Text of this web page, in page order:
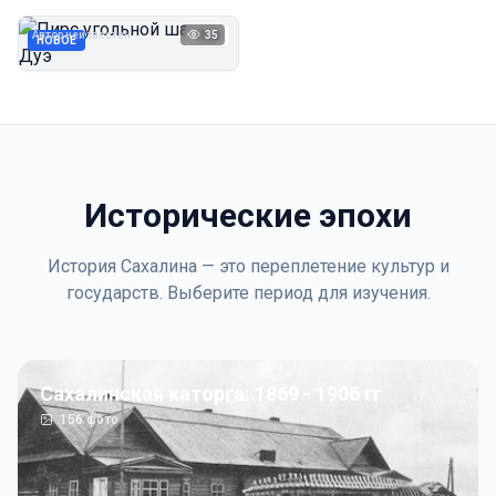
НОВОЕ 1923
Автор неизвестен 35
Исторические эпохи
История Сахалина — это переплетение культур и
государств. Выберите период для изучения.
Сахалинская каторга: 1869 - 1906 гг
156фото